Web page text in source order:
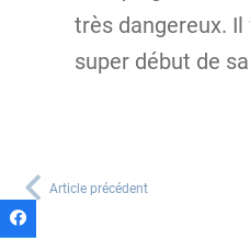
très dangereux. Il
super début de
Article précédent